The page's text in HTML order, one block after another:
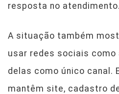
resposta no atendimento.
A situação também
usar redes sociais como
delas como único canal.
mantêm site, cadastro